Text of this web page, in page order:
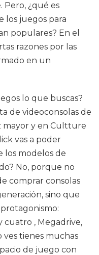
¿qué es
los juegos para
populares? En el
razones por las
en un
lo que buscas?
de videoconsolas de
mayor y en Cultture
vas a poder
los modelos de
No, porque no
comprar consolas
sino que
cuatro , Megadrive,
ves tienes muchas
de juego con